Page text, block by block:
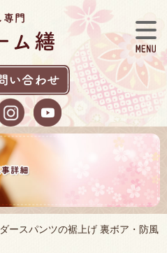
ースパンツの裾上げ 裏ボア・防風